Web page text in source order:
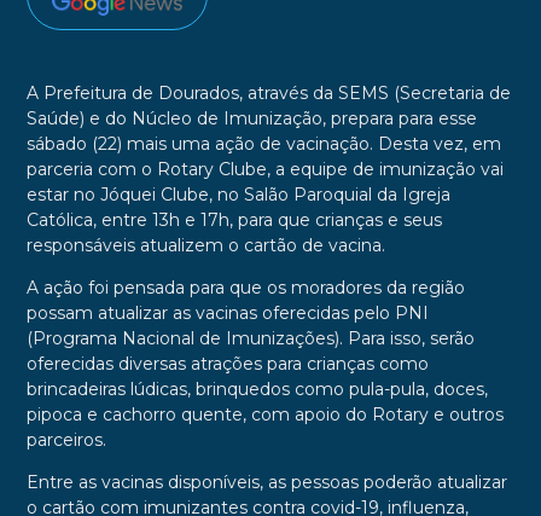
A Prefeitura de Dourados, através da SEMS (Secretaria de
Saúde) e do Núcleo de Imunização, prepara para esse
sábado (22) mais uma ação de vacinação. Desta vez, em
parceria com o Rotary Clube, a equipe de imunização vai
estar no Jóquei Clube, no Salão Paroquial da Igreja
Católica, entre 13h e 17h, para que crianças e seus
responsáveis atualizem o cartão de vacina.
A ação foi pensada para que os moradores da região
possam atualizar as vacinas oferecidas pelo PNI
(Programa Nacional de Imunizações). Para isso, serão
oferecidas diversas atrações para crianças como
brincadeiras lúdicas, brinquedos como pula-pula, doces,
pipoca e cachorro quente, com apoio do Rotary e outros
parceiros.
Entre as vacinas disponíveis, as pessoas poderão atualizar
o cartão com imunizantes contra covid-19, influenza,